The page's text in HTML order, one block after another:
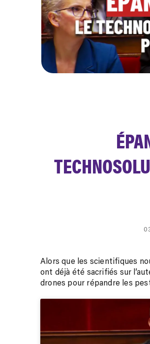
Alors que les scientifiques
ont déjà été sacrifiés sur
drones pour répandre les